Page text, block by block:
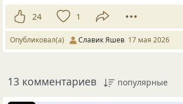
24 1
Опубликовал(а) Славик Яшев 17 мая 2026
13 комментариев популярные